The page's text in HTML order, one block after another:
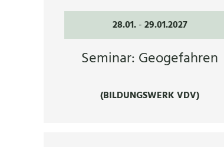
28.01. -29.01.2027
Seminar: Geogefahren
(BILDUNGSWERK VDV)